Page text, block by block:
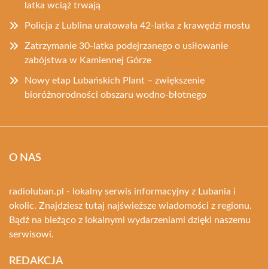
latka wciąż trwają
Policja z Lublina uratowała 42-latka z krawędzi mostu
Zatrzymanie 30-latka podejrzanego o usiłowanie
zabójstwa w Kamiennej Górze
Nowy etap Lubańskich Plant – zwiększenie
bioróżnorodności obszaru wodno-błotnego
O NAS
radioluban.pl - lokalny serwis informacyjny z Lubania i
okolic. Znajdziesz tutaj najświeższe wiadomości z regionu.
Bądź na bieżąco z lokalnymi wydarzeniami dzięki naszemu
serwisowi.
REDAKCJA